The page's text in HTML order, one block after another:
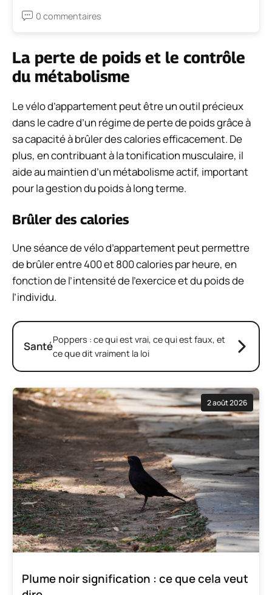
0 commentaires
La perte de poids et le contrôle
du métabolisme
Le vélo d’appartement peut être un outil précieux
dans le cadre d’un régime de perte de poids grâce à
sa capacité à brûler des calories efficacement. De
plus, en contribuant à la tonification musculaire, il
aide au maintien d’un métabolisme actif, important
pour la gestion du poids à long terme.
Brûler des calories
Une séance de vélo d’appartement peut permettre
de brûler entre 400 et 800 calories par heure, en
fonction de l’intensité de l’exercice et du poids de
l’individu.
SantéPoppers : ce qui est vrai, ce qui est faux, et
ce que dit vraiment la loi
2 août 2026
Plume noir signification : ce que cela veut